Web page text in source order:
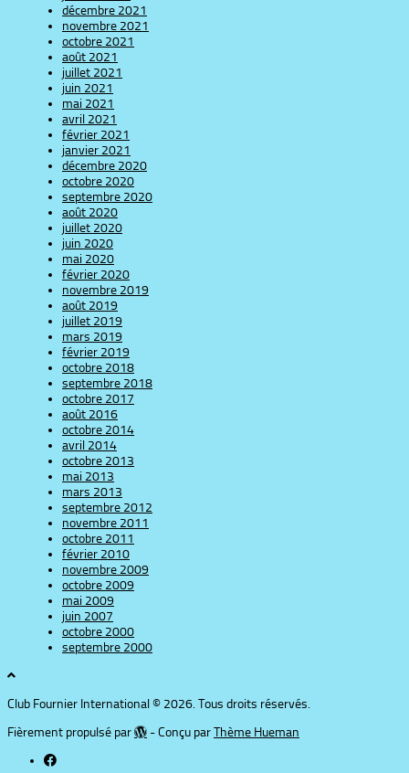
décembre 2021
novembre 2021
octobre 2021
août 2021
juillet 2021
juin 2021
mai 2021
avril 2021
février 2021
janvier 2021
décembre 2020
octobre 2020
septembre 2020
août 2020
juillet 2020
juin 2020
mai 2020
février 2020
novembre 2019
août 2019
juillet 2019
mars 2019
février 2019
octobre 2018
septembre 2018
octobre 2017
août 2016
octobre 2014
avril 2014
octobre 2013
mai 2013
mars 2013
septembre 2012
novembre 2011
octobre 2011
février 2010
novembre 2009
octobre 2009
mai 2009
juin 2007
octobre 2000
septembre 2000
Club Fournier International © 2026. Tous droits réservés.
Fièrement propulsé par
- Conçu parThème Hueman